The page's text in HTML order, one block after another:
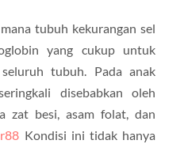
tubuh kekurangan sel
yang cukup untuk
tubuh. Pada anak
disebabkan oleh
zat besi, asam folat, dan
Kondisi ini tidak hanya